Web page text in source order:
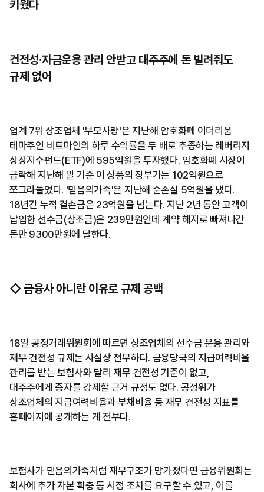
키웠다
건전성·자금운용 관리 안받고 대주주에 돈 빌려줘도
규제 없어
업계 7위 상조업체 '부모사랑'은 지난해 암호화폐 이더리움
테마주인 비트마인의 하루 수익률을 두 배로 추종하는 레버리지
상장지수펀드(ETF)에 595억원을 투자했다. 암호화폐 시장이
급락해 지난해 말 기준 이 상품의 장부가는 102억원으로
쪼그라들었다. '믿음의가족'은 지난해 순손실 5억원을 냈다.
18년간 누적 결손금은 23억원을 넘는다. 지난 2년 동안 고객이
납입한 선수금(상조금)은 239만원인데 계약 해지로 빠져나간
돈만 9300만원에 달한다.
◇ 금융사 아니란 이유로 규제 공백
18일 공정거래위원회에 따르면 상조업체의 선수금 운용 관리와
재무 건전성 규제는 사실상 전무하다. 금융당국의 지급여력비율
관리를 받는 보험사와 달리 재무 건전성 기준이 없고,
대주주에게 증자를 강제할 근거 규정도 없다. 공정위가
상조업체의 지급여력비율과 부채비율 등 재무 건전성 지표를
홈페이지에 공개하는 게 전부다.
보험사가 믿음의가족처럼 재무구조가 망가졌다면 금융위원회는
회사에 추가 자본 확충 등 시정 조치를 요구할 수 있고, 이를